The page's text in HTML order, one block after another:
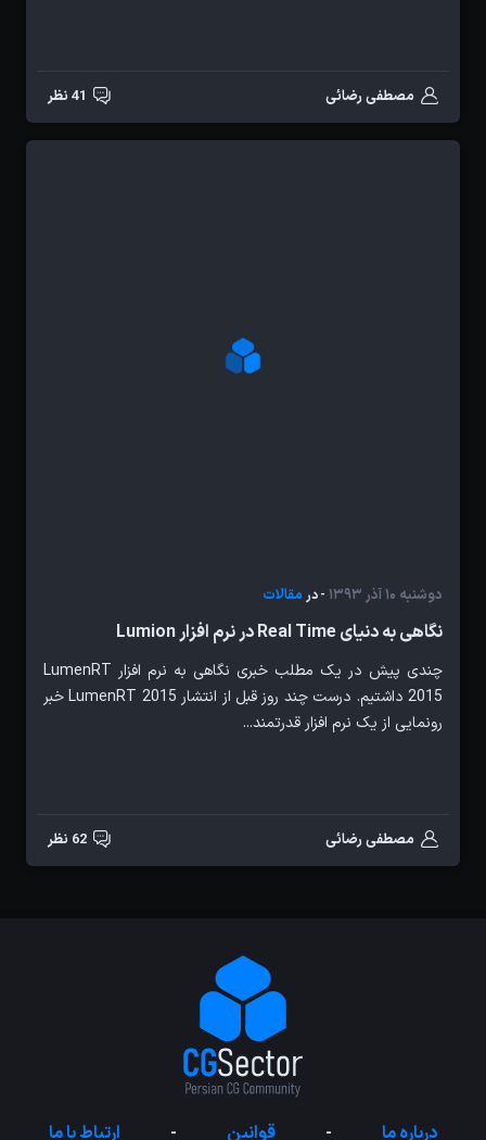
مصطفی رضائی 41 نظر
دوشنبه 10 آذر 1393 - در مقالات
نگاهی به دنیای Real Time در نرم افزار Lumion
چندی پیش در یک مطلب خبری نگاهی به نرم افزار LumenRT
2015 داشتیم. درست چند روز قبل از انتشار LumenRT 2015 خبر
رونمایی از یک نرم افزار قدرتمند...
مصطفی رضائی 62 نظر
درباره ما - قوانین - ارتباط با ما